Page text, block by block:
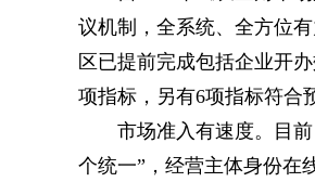
议机制，全系统、全方位
区已提前完成包括企业开
项指标，另有6项指标符合
市场准入有速度。目
个统一”，经营主体身份在